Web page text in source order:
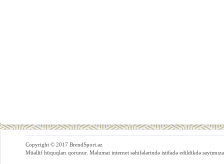
Copyright © 2017 BrendSport.az
Müəllif hüquqları qorunur. Məlumat internet səhifələrində istifadə edildikdə